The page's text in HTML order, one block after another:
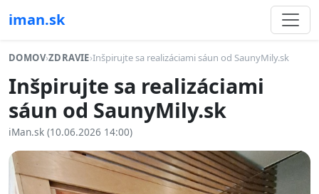
iman.sk
DOMOV›ZDRAVIE›Inšpirujte sa realizáciami sáun od SaunyMily.sk
Inšpirujte sa realizáciami
sáun od SaunyMily.sk
iMan.sk (10.06.2026 14:00)